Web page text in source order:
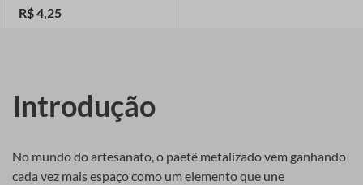
R$4,25
Introdução
No mundo do artesanato, o paetê metalizado vem ganhando
cada vez mais espaço como um elemento que une